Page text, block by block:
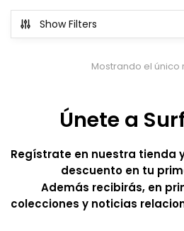
Show Filters
Mostrando el único
Únete a
Regístrate en nuestra tienda
descuento en tu
Además recibirás, en
colecciones y noticias